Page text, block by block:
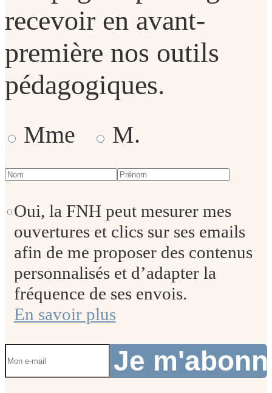
recevoir en avant-
première nos outils
pédagogiques.
Mme M.
Oui, la FNH peut mesurer mes
ouvertures et clics sur ses emails
afin de me proposer des contenus
personnalisés et d’adapter la
fréquence de ses envois.
En savoir plus
Je